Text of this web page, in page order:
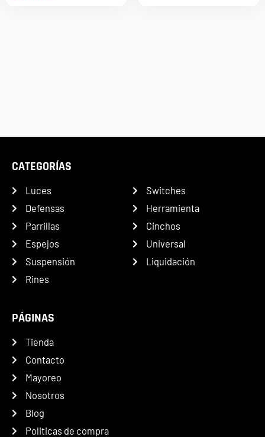
CATEGORÍAS
Luces
Defensas
Parrillas
Espejos
Suspensión
Rines
Switches
Herramienta
Cinchos
Universal
Liquidación
PÁGINAS
Tienda
Contacto
Mayoreo
Nosotros
Blog
Politicas de compra